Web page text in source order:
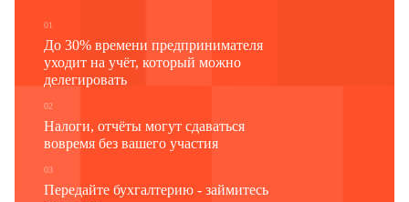
1 Указываются коды языков народов Российской Федерации и (или) иностранных языков по Общероссийскому классификатору информации о населении (ОКИН ОК 018-2014
01
До 30% времени предпринимателя
уходит на учёт, который можно
делегировать
02
Налоги, отчёты могут сдаваться
вовремя без вашего участия
03
Передайте бухгалтерию - займитесь